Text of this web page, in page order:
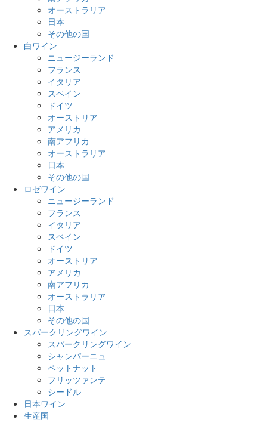
オーストラリア
日本
その他の国
白ワイン
ニュージーランド
フランス
イタリア
スペイン
ドイツ
オーストリア
アメリカ
南アフリカ
オーストラリア
日本
その他の国
ロゼワイン
ニュージーランド
フランス
イタリア
スペイン
ドイツ
オーストリア
アメリカ
南アフリカ
オーストラリア
日本
その他の国
スパークリングワイン
スパークリングワイン
シャンパーニュ
ペットナット
フリッツァンテ
シードル
日本ワイン
生産国